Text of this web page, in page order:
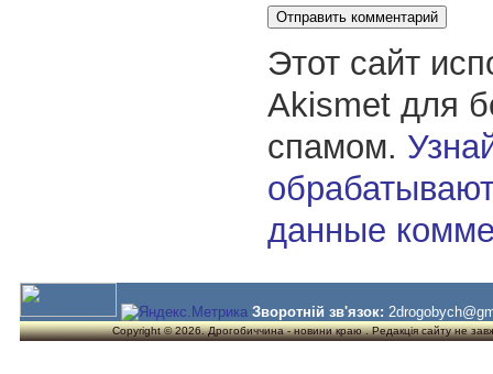
Этот сайт
Akismet для
спамом.
данные
Зворотній зв'язок:
Copyright © 2026. Дрогобиччина - новини краю . Редакція сайту не